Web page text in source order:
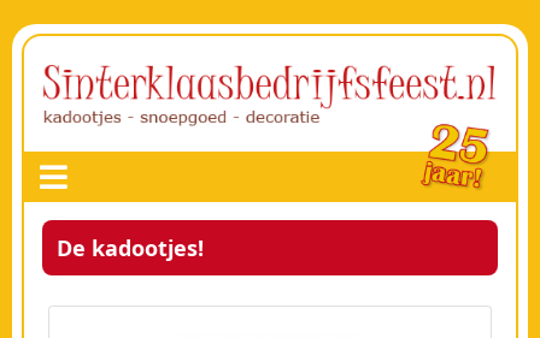
De kadootjes!